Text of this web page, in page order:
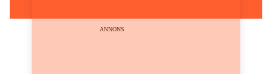
ANNONS